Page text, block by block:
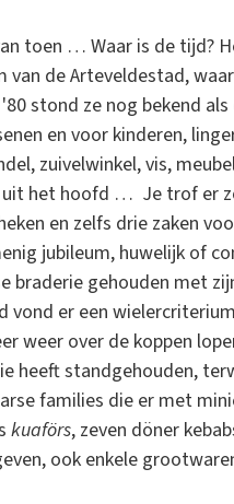
toen … Waar is de tijd?
van de Arteveldestad,
stond ze nog bekend als
en voor kinderen,
zuivelwinkel, vis,
het hoofd … Je trof er
en zelfs drie zaken
jubileum, huwelijk of
braderie gehouden met
er een
weer over de koppen
heeft standgehouden,
families die er met
kuaförs, zeven döner
ook enkele